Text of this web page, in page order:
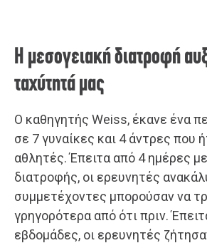
Η μεσογειακή διατροφή
ταχύτητά μας
Ο καθηγητής Weiss, έκανε ένα
σε 7 γυναίκες και 4 άντρες που
αθλητές. Έπειτα από 4 ημέρες
διατροφής, οι ερευνητές
συμμετέχοντες μπορούσαν να
γρηγορότερα από ότι πριν.
εβδομάδες, οι ερευνητές